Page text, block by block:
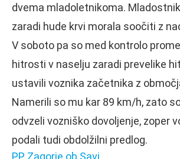
dvema mladoletnikoma.
zaradi hude krvi morala soočiti z
V soboto pa so med kontrolo
hitrosti v naselju zaradi prevelike
ustavili voznika začetnika z
Namerili so mu kar 89 km/h, zato
odvzeli vozniško dovoljenje, zoper
podali tudi obdolžilni predlog.
PP Zagorje ob Savi